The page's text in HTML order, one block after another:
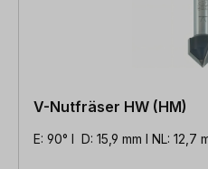
V-Nutfräser HW (HM)
E: 90° l D: 15,9 mm l NL: 12,7